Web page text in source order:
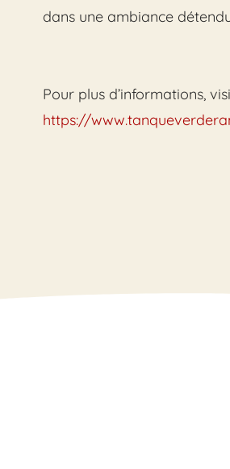
dans une ambiance
Pour plus d’informations,
https://